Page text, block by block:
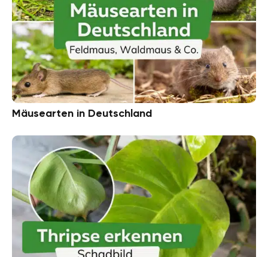
Mäusearten in Deutschland